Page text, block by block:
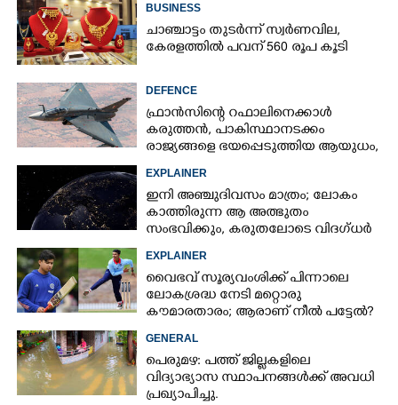
BUSINESS
ചാഞ്ചാട്ടം തുടർന്ന് സ്വർണവില,
കേരളത്തിൽ പവന് 560 രൂപ കൂടി
DEFENCE
ഫ്രാൻസിന്റെ റഫാലിനെക്കാൾ
കരുത്തൻ,​ പാകിസ്ഥാനടക്കം
രാജ്യങ്ങളെ ഭയപ്പെടുത്തിയ ആയുധം,​
EXPLAINER
ഇനി അഞ്ചുദിവസം മാത്രം; ലോകം
കാത്തിരുന്ന ആ അത്ഭുതം
സംഭവിക്കും, കരുതലോടെ വിദഗ്ധർ
EXPLAINER
വൈഭവ് സൂര്യവംശിക്ക് പിന്നാലെ
ലോകശ്രദ്ധ നേടി മറ്റൊരു
കൗമാരതാരം; ആരാണ് നീൽ പട്ടേൽ?
GENERAL
പെരുമഴ: പത്ത് ജില്ലകളിലെ
വിദ്യാഭ്യാസ സ്ഥാപനങ്ങൾക്ക് അവധി
പ്രഖ്യാപിച്ചു.